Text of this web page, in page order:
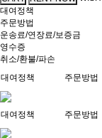
대여정책
주문방법
운송료/연장료/보증금
영수증
취소/환불/파손
대여정책
주문방법
대여정책 주문방법